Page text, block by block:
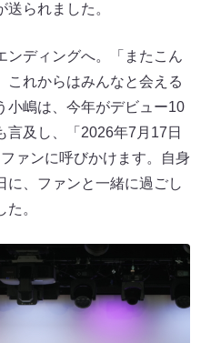
られました。
ンディングへ。「またこん
これからはみんなと会える
小嶋は、今年がデビュー10
言及し、「2026年7月17日
ァンに呼びかけます。自身
に、ファンと一緒に過ごし
。